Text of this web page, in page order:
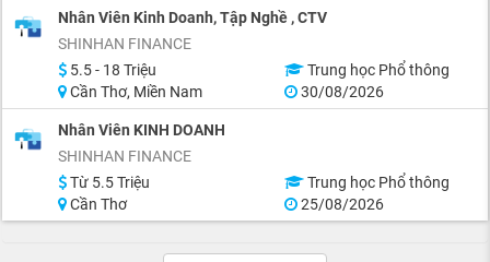
Nhân Viên Kinh Doanh, Tập Nghề , CTV
SHINHAN FINANCE
5.5 - 18 Triệu
Trung học Phổ thông
Cần Thơ, Miền Nam
30/08/2026
Nhân Viên KINH DOANH
SHINHAN FINANCE
Từ 5.5 Triệu
Trung học Phổ thông
Cần Thơ
25/08/2026